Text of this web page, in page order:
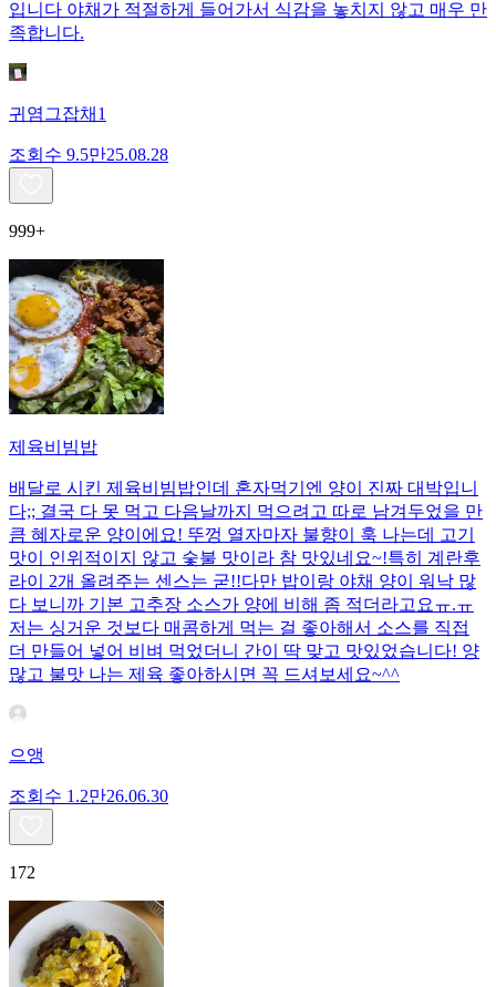
입니다 야채가 적절하게 들어가서 식감을 놓치지 않고 매우 만
족합니다.
귀염그잡채1
조회수 9.5만25.08.28
999+
제육비빔밥
배달로 시킨 제육비빔밥인데 혼자먹기엔 양이 진짜 대박입니
다;; 결국 다 못 먹고 다음날까지 먹으려고 따로 남겨두었을 만
큼 혜자로운 양이에요! 뚜껑 열자마자 불향이 훅 나는데 고기
맛이 인위적이지 않고 숯불 맛이라 참 맛있네요~!특히 계란후
라이 2개 올려주는 센스는 굳!! ​다만 밥이랑 야채 양이 워낙 많
다 보니까 기본 고추장 소스가 양에 비해 좀 적더라고요ㅠ.ㅠ
저는 싱거운 것보다 매콤하게 먹는 걸 좋아해서 소스를 직접
더 만들어 넣어 비벼 먹었더니 간이 딱 맞고 맛있었습니다! 양
많고 불맛 나는 제육 좋아하시면 꼭 드셔보세요~^^
으앵
조회수 1.2만26.06.30
172